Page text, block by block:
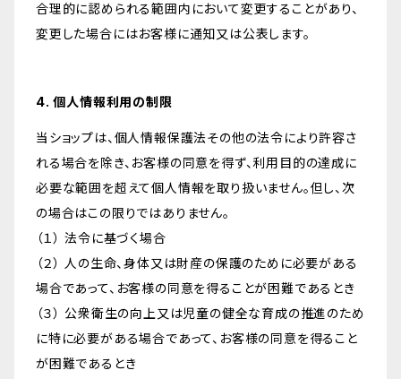
合理的に認められる範囲内において変更することがあり、
変更した場合にはお客様に通知又は公表します。
4. 個人情報利用の制限
当ショップは、個人情報保護法その他の法令により許容さ
れる場合を除き、お客様の同意を得ず、利用目的の達成に
必要な範囲を超えて個人情報を取り扱いません。但し、次
の場合はこの限りではありません。
（１） 法令に基づく場合
（２） 人の生命、身体又は財産の保護のために必要がある
場合であって、お客様の同意を得ることが困難であるとき
（３） 公衆衛生の向上又は児童の健全な育成の推進のため
に特に必要がある場合であって、お客様の同意を得ること
が困難であるとき